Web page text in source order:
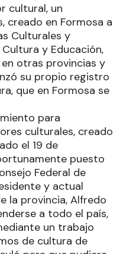
cultural, un
creado en Formosa a
Culturales y
y Educación,
otras provincias y
su propio registro
que en Formosa se
para
culturales, creado
el 19 de
puesto
Federal de
y actual
la provincia, Alfredo
a todo el país,
un trabajo
de cultura de